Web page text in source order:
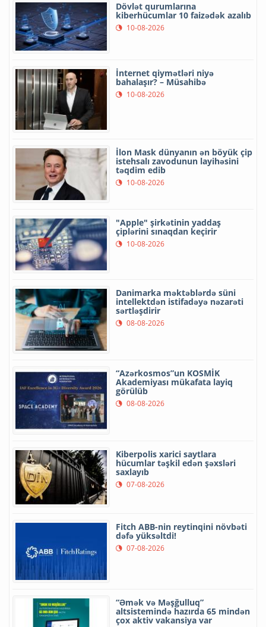
Dövlət qurumlarına
kiberhücumlar 10 faizədək azalıb
10-08-2026
İnternet qiymətləri niyə
bahalaşır? – Müsahibə
10-08-2026
İlon Mask dünyanın ən böyük çip
istehsalı zavodunun layihəsini
təqdim edib
10-08-2026
"Apple" şirkətinin yaddaş
çiplərini sınaqdan keçirir
10-08-2026
Danimarka məktəblərdə süni
intellektdən istifadəyə nəzarəti
sərtləşdirir
08-08-2026
“Azərkosmos”un KOSMİK
Akademiyası mükafata layiq
görülüb
08-08-2026
Kiberpolis xarici saytlara
hücumlar təşkil edən şəxsləri
saxlayıb
07-08-2026
Fitch ABB-nin reytinqini növbəti
dəfə yüksəltdi!
07-08-2026
“Əmək və Məşğulluq”
altsistemində hazırda 65 mindən
çox aktiv vakansiya var